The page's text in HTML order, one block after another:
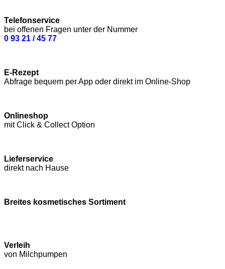
Telefonservice
bei offenen Fragen unter der Nummer
0 93 21 / 45 77
E-Rezept
Abfrage bequem per App oder direkt im Online-Shop
Onlineshop
mit Click & Collect Option
Lieferservice
direkt nach Hause
Breites kosmetisches Sortiment
Verleih
von Milchpumpen